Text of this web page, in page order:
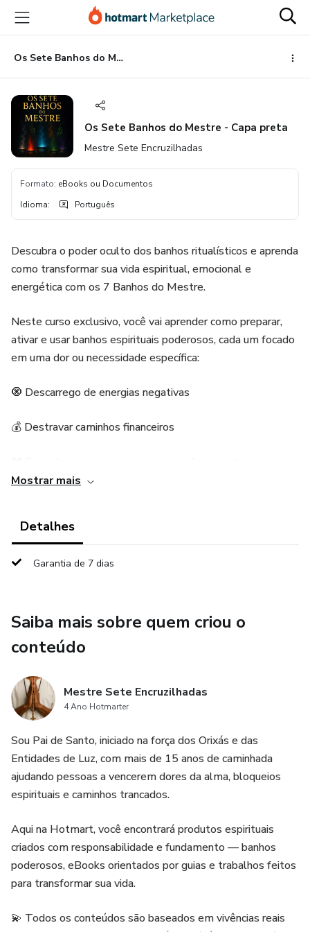
para
conteúdo
principal
para
pagamento
para
rodapé
Os Sete Banhos do Mestre - Capa preta
Os Sete Banhos do Mestre - Capa preta
Mestre Sete Encruzilhadas
Formato: eBooks ou Documentos
Idioma: Português
Descubra o poder oculto dos banhos ritualísticos e aprenda
como transformar sua vida espiritual, emocional e
energética com os 7 Banhos do Mestre.
Neste curso exclusivo, você vai aprender como preparar,
ativar e usar banhos espirituais poderosos, cada um focado
em uma dor ou necessidade específica:
🧿 Descarrego de energias negativas
💰 Destravar caminhos financeiros
🕊️ Proteção contra inveja, ataques e feitiços
🔥 Reacender sua força espiritual
Acesso vitalício ao conteúdo
Bônus: orientação de como potencializar cada banho com
elementos sagrados
🌙 Para quem é este curso?
Para quem sente a vida parada, sofre com inveja, más
energias, cansaço constante, ou já tentou de tudo e não vê
mudanças reais.
fundamento verdadeiro.
Mostrar mais
Detalhes
Garantia de 7 dias
Saiba mais sobre quem criou o
conteúdo
Mestre Sete Encruzilhadas
4 Ano Hotmarter
Sou Pai de Santo, iniciado na força dos Orixás e das
Entidades de Luz, com mais de 15 anos de caminhada
ajudando pessoas a vencerem dores da alma, bloqueios
espirituais e caminhos trancados.
Aqui na Hotmart, você encontrará produtos espirituais
criados com responsabilidade e fundamento — banhos
poderosos, eBooks orientados por guias e trabalhos feitos
para transformar sua vida.
💫 Todos os conteúdos são baseados em vivências reais